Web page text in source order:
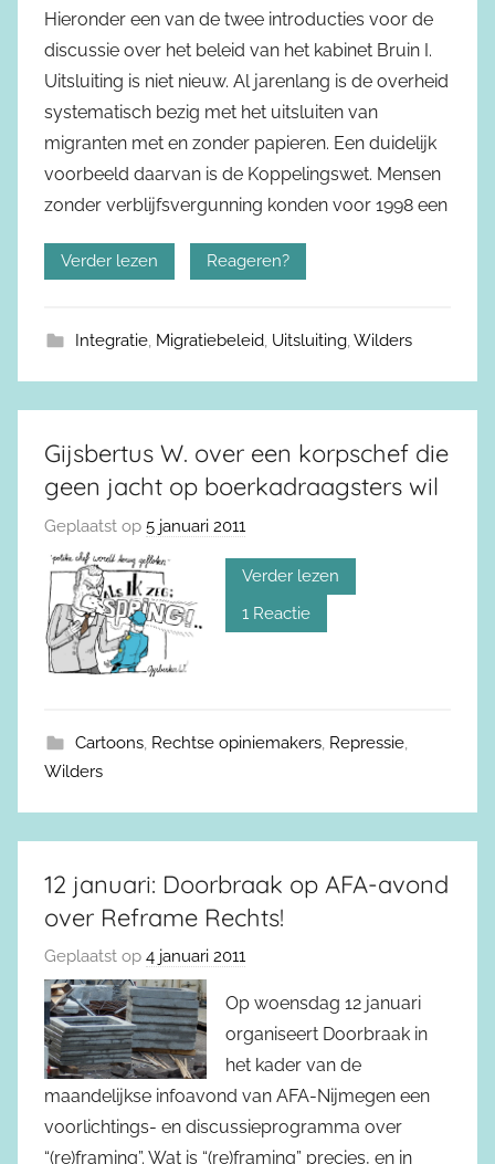
Hieronder een van de twee introducties voor de
discussie over het beleid van het kabinet Bruin I.
Uitsluiting is niet nieuw. Al jarenlang is de overheid
systematisch bezig met het uitsluiten van
migranten met en zonder papieren. Een duidelijk
voorbeeld daarvan is de Koppelingswet. Mensen
zonder verblijfsvergunning konden voor 1998 een
Verder lezen Reageren?
Integratie, Migratiebeleid, Uitsluiting,Wilders
Gijsbertus W. over een korpschef die
geen jacht op boerkadraagsters wil
Geplaatst op 5 januari 2011
Verder lezen
1 Reactie
Cartoons, Rechtse opiniemakers, Repressie,
Wilders
12 januari: Doorbraak op AFA-avond
over Reframe Rechts!
Geplaatst op 4 januari 2011
Op woensdag 12 januari
organiseert Doorbraak in
het kader van de
maandelijkse infoavond van AFA-Nijmegen een
voorlichtings- en discussieprogramma over
“(re)framing”. Wat is “(re)framing” precies, en in